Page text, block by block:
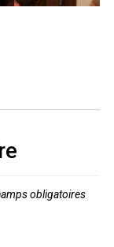
obligatoires